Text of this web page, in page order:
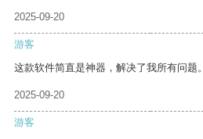
2025-09-20
游客
这款软件简直是神器，解决了我所有问题。
2025-09-20
游客